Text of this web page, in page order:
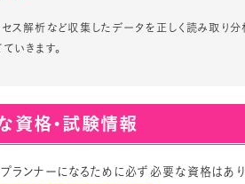
セス解析など収集したデータを正しく読み取り
いきます。
資格・試験情報
ランナーになるために必ず必要な資格はあ